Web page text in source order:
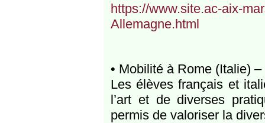
https://www.site.ac-aix-
Allemagne.html
• Mobilité à Rome (Italie)
Les élèves français et
l’art et de diverses
permis de valoriser la